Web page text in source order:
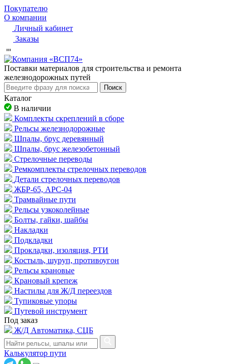
Покупателю
О компании
Личный кабинет
Заказы
Пocтaвки мaтepиaлoв для cтpoитeльcтвa и peмoнтa
жeлeзнoдopoжныx путeй
Поиск
Каталог
В наличии
Комплекты скреплений в сборе
Рельсы железнодорожные
Шпалы, брус деревянный
Шпалы, брус железобетонный
Стрелочные переводы
Ремкомплекты стрелочных переводов
Детали стрелочных переводов
ЖБР-65, АРС-04
Трамвайные пути
Рельсы узкоколейные
Болты, гайки, шайбы
Накладки
Подкладки
Прокладки, изоляция, РТИ
Костыль, шуруп, противоугон
Рельсы крановые
Крановый крепеж
Настилы для Ж/Д переездов
Тупиковые упоры
Путевой инструмент
Под заказ
Ж/Д Автоматика, СЦБ
Калькулятор пути